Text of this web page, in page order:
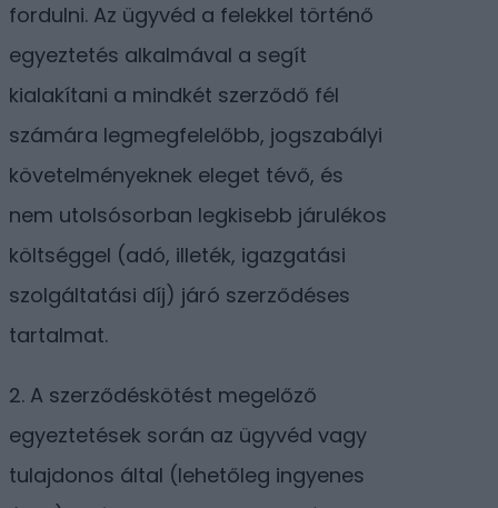
fordulni. Az ügyvéd a felekkel történő
egyeztetés alkalmával a segít
kialakítani a mindkét szerződő fél
számára legmegfelelőbb, jogszabályi
követelményeknek eleget tévő, és
nem utolsósorban legkisebb járulékos
költséggel (adó, illeték, igazgatási
szolgáltatási díj) járó szerződéses
tartalmat.
2. A szerződéskötést megelőző
egyeztetések során az ügyvéd vagy
tulajdonos által (lehetőleg ingyenes